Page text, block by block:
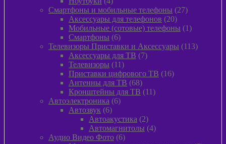
товара
Смартфоны и мобильные телефоны 2727
Аксессуары для телефонов 2020
товаров
Мобильные (сотовые) телефоны 11
Смартфоны 66
товаров
Телевизоры Приставки и Аксессуары 113113
Аксессуары для ТВ 77
Телевизоры 1111
товаров
Приставки цифрового ТВ 1616
Антенны для ТВ 6868
товаров
Кронштейны для ТВ 1111
Автоэлектроника 66
Автозвук 66
товаров
Автоакустика 22
товара
Автомагнитолы 44
Аудио Видео Фото 66